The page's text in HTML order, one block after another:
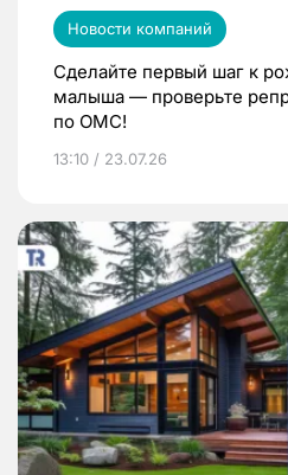
Новости компаний
Сделайте первый шаг к
малыша — проверьте
по ОМС!
13:10 / 23.07.26